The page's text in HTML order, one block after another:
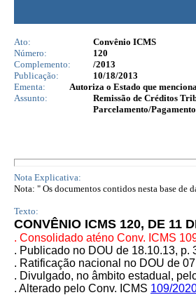
Ato:
Convênio ICMS
Número:
120
Complemento:
/2013
Publicação:
10/18/2013
Ementa:
Autoriza o Estado que
Assunto:
Remissão de Créditos
Parcelamento/
Nota Explicativa:
Nota: " Os documentos contidos nesta base de
Texto:
CONVÊNIO ICMS 120, DE 11
. Consolidado aténo Conv. ICMS
. Publicado no DOU de 18.10.13,
. Ratificação nacional no DOU de
. Divulgado, no âmbito estadual,
. Alterado pelo Conv. ICMS 109/